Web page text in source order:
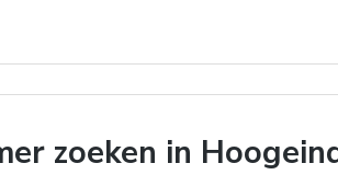
zoeken in